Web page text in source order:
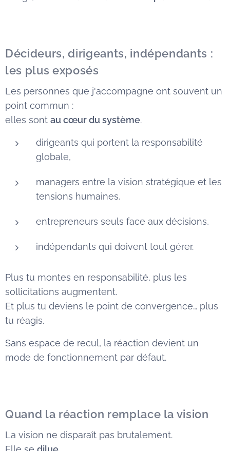
Décideurs, dirigeants, indépendants :
les plus exposés
Les personnes que j'accompagne ont souvent un
point commun :
elles sont au cœur du système.
dirigeants qui portent la responsabilité
globale,
managers entre la vision stratégique et les
tensions humaines,
entrepreneurs seuls face aux décisions,
indépendants qui doivent tout gérer.
Plus tu montes en responsabilité, plus les
sollicitations augmentent.
Et plus tu deviens le point de convergence… plus
tu réagis.
Sans espace de recul, la réaction devient un
mode de fonctionnement par défaut.
Quand la réaction remplace la vision
La vision ne disparaît pas brutalement.